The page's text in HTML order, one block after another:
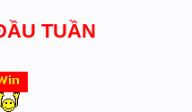
TUẦN